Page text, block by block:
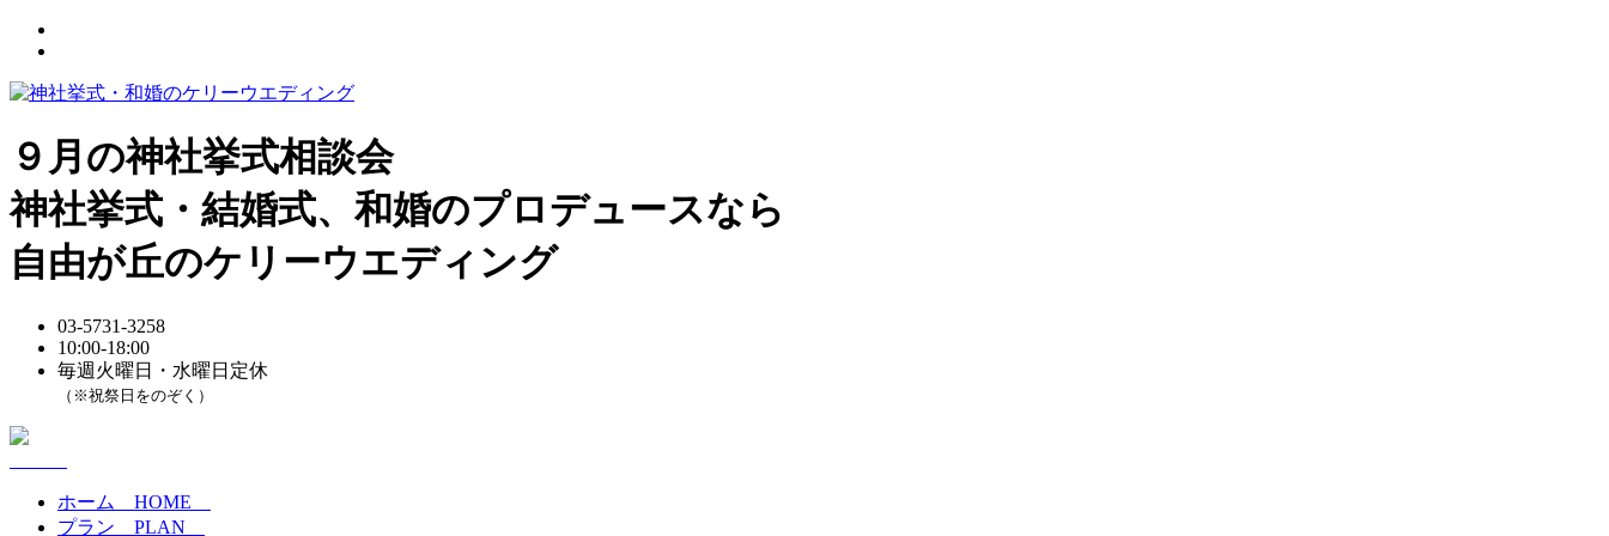
９月の神社挙式相談会
神社挙式・結婚式、和婚のプロデュースなら
自由が丘のケリーウエディング
03-5731-3258
10:00-18:00
毎週火曜日・水曜日定休
（※祝祭日をのぞく）
ホーム HOME
プラン PLAN